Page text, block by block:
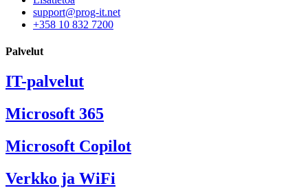
support@prog-it.net
+358 10 832 7200
Palvelut
IT-palvelut
Microsoft 365
Microsoft Copilot
Verkko ja WiFi